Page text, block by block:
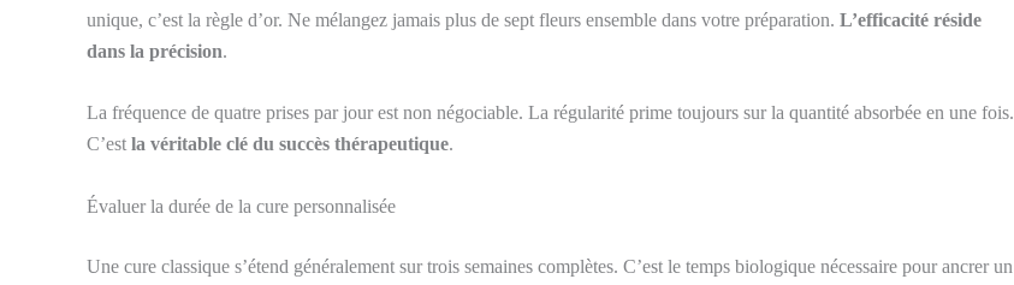
unique, c’est la règle d’or. Ne mélangez jamais plus de sept fleurs ensemble dans votre préparation. L’efficacité réside
dans la précision.
La fréquence de quatre prises par jour est non négociable. La régularité prime toujours sur la quantité absorbée en une fois.
C’est la véritable clé du succès thérapeutique.
Évaluer la durée de la cure personnalisée
Une cure classique s’étend généralement sur trois semaines complètes. C’est le temps biologique nécessaire pour ancrer un